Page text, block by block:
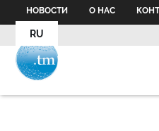
НОВОСТИ О НАС
RU